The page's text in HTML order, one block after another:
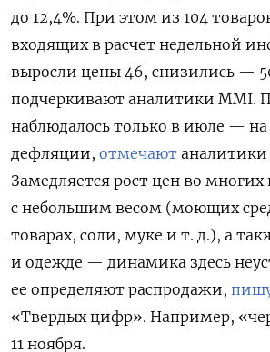
до 12,4%. При этом из 104
входящих в расчет недельной
выросли цены 46, снизились —
подчеркивают аналитики MMI.
наблюдалось только в июле —
дефляции, отмечают аналитики
Замедляется рост цен во многих
с небольшим весом (моющих
товарах, соли, муке и т. д.), а
и одежде — динамика здесь
ее определяют распродажи,
«Твердых цифр». Например,
11 ноября.